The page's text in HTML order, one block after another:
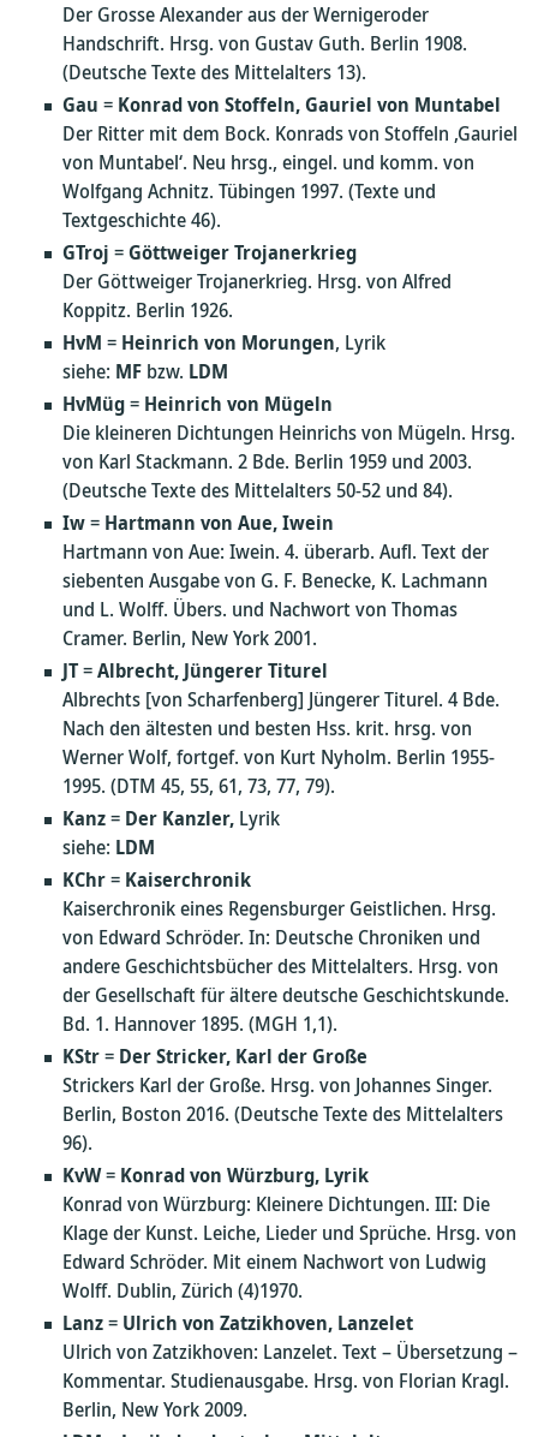
Der Grosse Alexander aus der Wernigeroder
Handschrift. Hrsg. von Gustav Guth. Berlin 1908.
(Deutsche Texte des Mittelalters 13).
Gau = Konrad von Stoffeln, Gauriel von Muntabel
Der Ritter mit dem Bock. Konrads von Stoffeln ‚Gauriel
von Muntabel‘. Neu hrsg., eingel. und komm. von
Wolfgang Achnitz. Tübingen 1997. (Texte und
Textgeschichte 46).
GTroj =Göttweiger Trojanerkrieg
Der Göttweiger Trojanerkrieg. Hrsg. von Alfred
Koppitz. Berlin 1926.
HvM = Heinrich von Morungen, Lyrik
siehe: MF bzw. LDM
HvMüg= Heinrich von Mügeln
Die kleineren Dichtungen Heinrichs von Mügeln. Hrsg.
von Karl Stackmann. 2 Bde. Berlin 1959 und 2003.
(Deutsche Texte des Mittelalters 50-52 und 84).
Iw= Hartmann von Aue, Iwein
Hartmann von Aue: Iwein. 4. überarb. Aufl. Text der
siebenten Ausgabe von G. F. Benecke, K. Lachmann
und L. Wolff. Übers. und Nachwort von Thomas
Cramer. Berlin, New York 2001.
JT=Albrecht, Jüngerer Titurel
Albrechts [von Scharfenberg] Jüngerer Titurel. 4 Bde.
Nach den ältesten und besten Hss. krit. hrsg. von
Werner Wolf, fortgef. von Kurt Nyholm. Berlin 1955-
1995. (DTM 45, 55, 61, 73, 77, 79).
Kanz= Der Kanzler, Lyrik
siehe: LDM
KChr= Kaiserchronik
Kaiserchronik eines Regensburger Geistlichen. Hrsg.
von Edward Schröder. In: Deutsche Chroniken und
andere Geschichtsbücher des Mittelalters. Hrsg. von
der Gesellschaft für ältere deutsche Geschichtskunde.
Bd. 1. Hannover 1895. (MGH 1,1).
KStr= Der Stricker, Karl der Große
Strickers Karl der Große. Hrsg. von Johannes Singer.
Berlin, Boston 2016. (Deutsche Texte des Mittelalters
96).
KvW= Konrad von Würzburg, Lyrik
Konrad von Würzburg: Kleinere Dichtungen. III: Die
Klage der Kunst. Leiche, Lieder und Sprüche. Hrsg. von
Edward Schröder. Mit einem Nachwort von Ludwig
Wolff. Dublin, Zürich (4)1970.
Lanz= Ulrich von Zatzikhoven, Lanzelet
Ulrich von Zatzikhoven: Lanzelet. Text – Übersetzung –
Kommentar. Studienausgabe. Hrsg. von Florian Kragl.
Berlin, New York 2009.